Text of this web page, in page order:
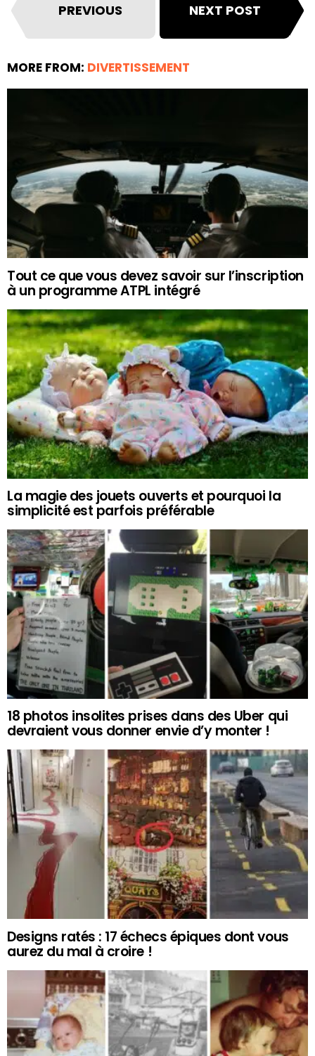
PREVIOUS NEXT POST
MORE FROM: DIVERTISSEMENT
Tout ce que vous devez savoir sur l’inscription
à un programme ATPL intégré
La magie des jouets ouverts et pourquoi la
simplicité est parfois préférable
18 photos insolites prises dans des Uber qui
devraient vous donner envie d’y monter !
Designs ratés : 17 échecs épiques dont vous
aurez du mal à croire !